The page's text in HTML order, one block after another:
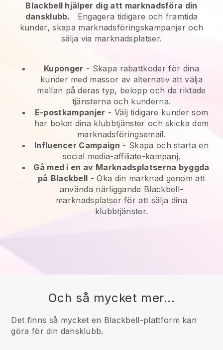
Blackbell hjälper dig att marknadsföra din
dansklubb.
Engagera tidigare och framtida
kunder, skapa marknadsföringskampanjer och
sälja via marknadsplatser.
Kuponger - Skapa rabattkoder för dina
kunder med massor av alternativ att välja
mellan på deras typ, belopp och de riktade
tjänsterna och kunderna.
E-postkampanjer - Välj tidigare kunder som
har bokat dina klubbtjänster och skicka dem
marknadsföringsemail.
Influencer Campaign - Skapa och starta en
social media-affiliate-kampanj.
Gå med i en av Marknadsplatserna byggda
på Blackbell -Öka din marknad genom att
använda närliggande Blackbell-
marknadsplatser för att sälja dina
klubbtjänster.
Och så mycket mer...
Det finns så mycket en Blackbell-plattform kan
göra för din dansklubb.